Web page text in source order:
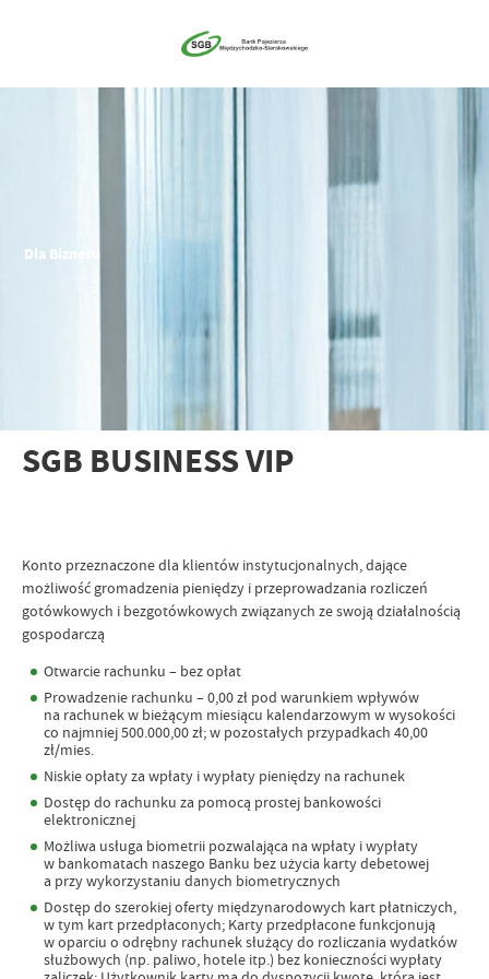
Dla Biznesu
SGB BUSINESS VIP
Konto przeznaczone dla klientów instytucjonalnych, dające
możliwość gromadzenia pieniędzy i przeprowadzania rozliczeń
gotówkowych i bezgotówkowych związanych ze swoją działalnością
gospodarczą
Otwarcie rachunku – bez opłat
Prowadzenie rachunku – 0,00 zł pod warunkiem wpływów
na rachunek w bieżącym miesiącu kalendarzowym w wysokości
co najmniej 500.000,00 zł; w pozostałych przypadkach 40,00
zł/mies.
Niskie opłaty za wpłaty i wypłaty pieniędzy na rachunek
Dostęp do rachunku za pomocą prostej bankowości
elektronicznej
Możliwa usługa biometrii pozwalająca na wpłaty i wypłaty
w bankomatach naszego Banku bez użycia karty debetowej
a przy wykorzystaniu danych biometrycznych
Dostęp do szerokiej oferty międzynarodowych kart płatniczych,
w tym kart przedpłaconych; Karty przedpłacone funkcjonują
w oparciu o odrębny rachunek służący do rozliczania wydatków
służbowych (np. paliwo, hotele itp.) bez konieczności wypłaty